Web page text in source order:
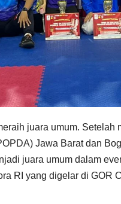
juara umum.
Jawa Barat dan
juara umum dalam
RI yang digelar di GOR